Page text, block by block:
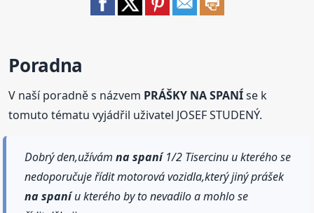
Poradna
V naší poradně s názvem PRÁŠKY NA SPANÍse k
tomuto tématu vyjádřil uživatel JOSEF STUDENÝ.
Dobrý den,užívámna spaní1/2 Tisercinu u kterého se
nedoporučuje řídit motorová vozidla,který jiný prášek
na spaníu kterého by to nevadilo a mohlo se